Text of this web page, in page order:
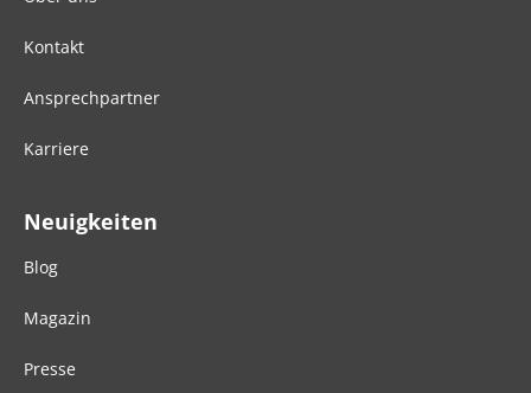
Kontakt
Ansprechpartner
Karriere
Neuigkeiten
Blog
Magazin
Presse